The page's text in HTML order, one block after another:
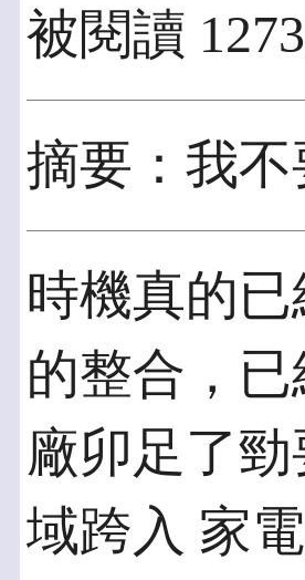
被閱讀
摘要：我
時機真的
的整合，
廠卯足了
域跨入 家